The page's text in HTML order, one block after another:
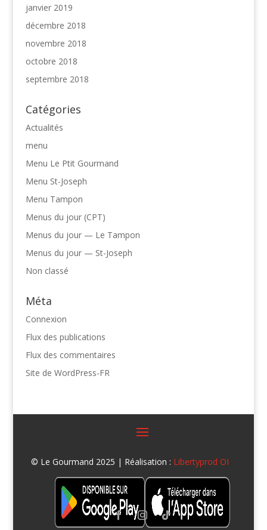
janvier 2019
décembre 2018
novembre 2018
octobre 2018
septembre 2018
Catégories
Actualités
menu
Menu Le Ptit Gourmand
Menu St-Joseph
Menu Tampon
Menus du jour (CPT)
Menus du jour — Le Tampon
Menus du jour — St-Joseph
Non classé
Méta
Connexion
Flux des publications
Flux des commentaires
Site de WordPress-FR
© Le Gourmand 2025 | Réalisation : Libertyprod OI